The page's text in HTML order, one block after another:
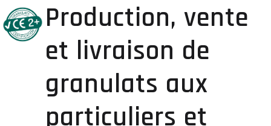
Production, vente
et livraison de
granulats aux
particuliers et